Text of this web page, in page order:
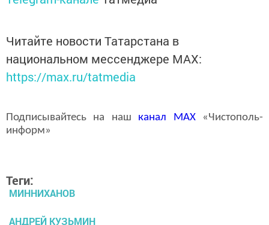
Читайте новости Татарстана в
национальном мессенджере MАХ:
https://max.ru/tatmedia
Подписывайтесь на наш канал MAX«Чистополь-
информ»
Теги:
МИННИХАНОВ
АНДРЕЙ КУЗЬМИН